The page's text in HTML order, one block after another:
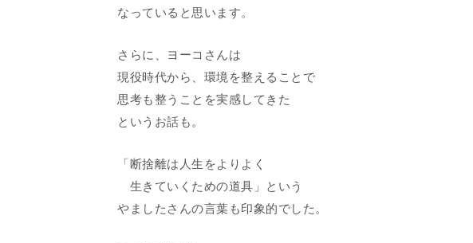
なっていると思います。
さらに、ヨーコさんは
現役時代から、環境を整えることで
思考も整うことを実感してきた
というお話も。
「断捨離は人生をよりよく
生きていくための道具」という
やましたさんの言葉も印象的でした。